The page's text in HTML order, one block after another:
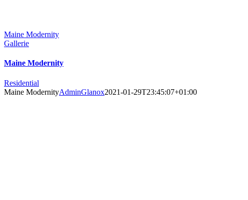
Maine Modernity
Gallerie
Maine Modernity
Residential
Maine ModernityAdminGlanox2021-01-29T23:45:07+01:00